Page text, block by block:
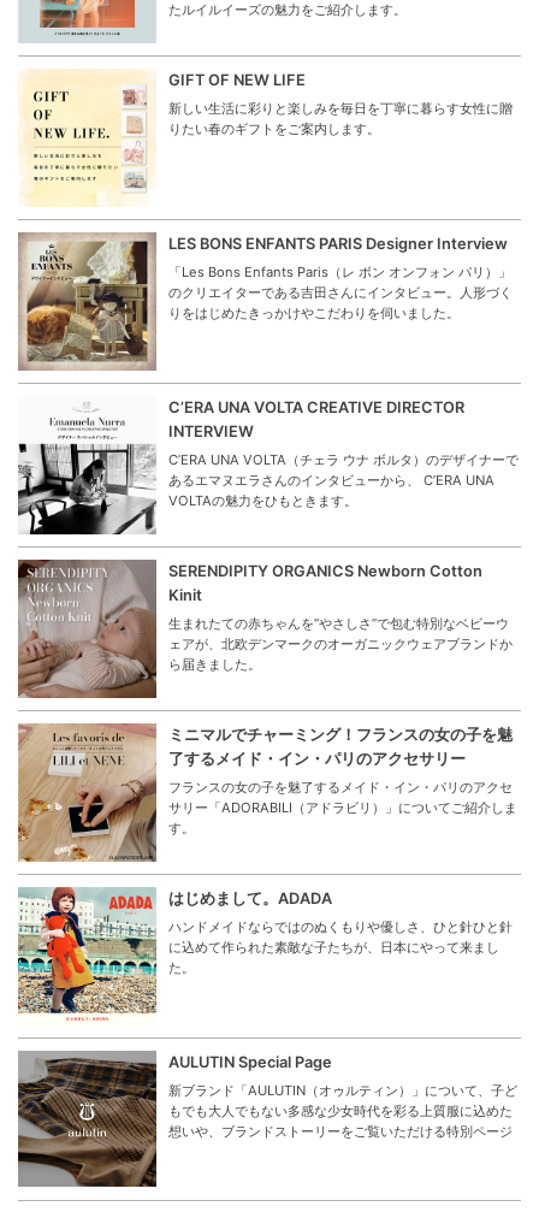
たルイルイーズの魅力をご紹介します。
GIFT OF NEW LIFE
新しい生活に彩りと楽しみを毎日を丁寧に暮らす女性に贈
りたい春のギフトをご案内します。
LES BONS ENFANTS PARIS Designer Interview
「Les Bons Enfants Paris（レ ボン オンフォン パリ）」
のクリエイターである吉田さんにインタビュー。人形づく
りをはじめたきっかけやこだわりを伺いました。
C’ERA UNA VOLTA CREATIVE DIRECTOR
INTERVIEW
C’ERA UNA VOLTA（チェラ ウナ ボルタ）のデザイナーで
あるエマヌエラさんのインタビューから、 C’ERA UNA
VOLTAの魅力をひもときます。
SERENDIPITY ORGANICS Newborn Cotton
Kinit
生まれたての赤ちゃんを“やさしさ”で包む特別なベビーウ
ェアが、北欧デンマークのオーガニックウェアブランドか
ら届きました。
ミニマルでチャーミング！フランスの女の子を魅
了するメイド・イン・パリのアクセサリー
フランスの女の子を魅了するメイド・イン・パリのアクセ
サリー「ADORABILI（アドラビリ）」についてご紹介しま
す。
はじめまして。ADADA
ハンドメイドならではのぬくもりや優しさ、ひと針ひと針
に込めて作られた素敵な子たちが、日本にやって来まし
た。
AULUTIN Special Page
新ブランド「AULUTIN（オゥルティン）」について、子ど
もでも大人でもない多感な少女時代を彩る上質服に込めた
想いや、ブランドストーリーをご覧いただける特別ページ